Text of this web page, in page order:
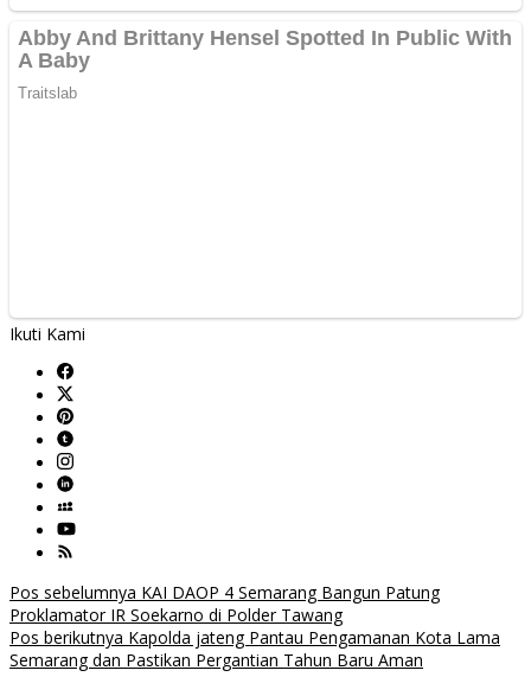
Ikuti Kami
Navigasi
pos
Pos sebelumnya KAI DAOP 4 Semarang Bangun Patung
Proklamator IR Soekarno di Polder Tawang
Pos berikutnya Kapolda jateng Pantau Pengamanan Kota Lama
Semarang dan Pastikan Pergantian Tahun Baru Aman